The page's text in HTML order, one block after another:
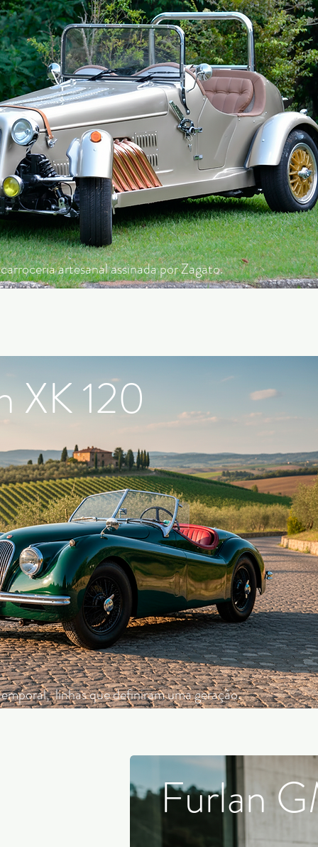
artesanal assinada por Zagato.
XK 120
linhas que definiram uma geração.
Furlan